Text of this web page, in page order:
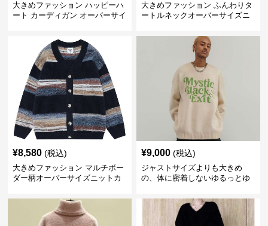
大きめファッション ハッピーハ
ート カーディガン オーバーサイ
大きめファッション ふんわりタ
ートルネックオーバーサイズニ
¥8,580 (税込)
大きめファッション マルチボー
ダー柄オーバーサイズニットカ
¥9,000 (税込)
ジャストサイズよりも大きめ
の、体に密着しないゆるっとゆ
ビッグシルエットロゴニット